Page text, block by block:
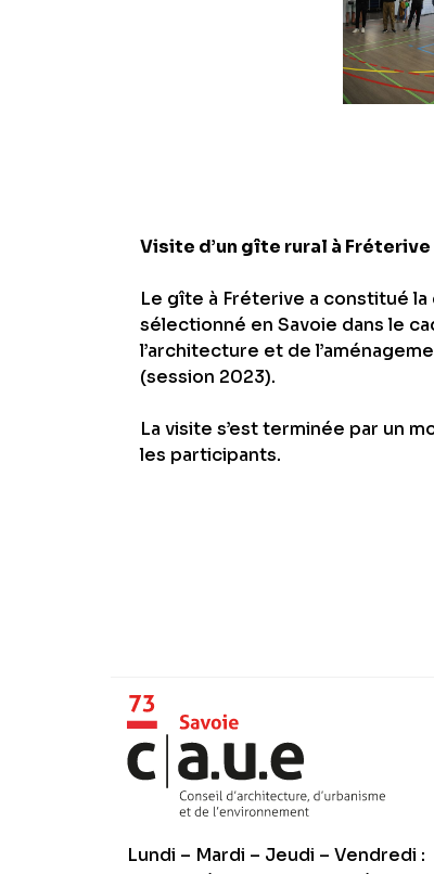
Visite d’un gîte rural à Fréterive
Le gîte à Fréterive a constitué
sélectionné en Savoie dans le
l’architecture et de
(session 2023).
La visite s’est terminée par un
les participants.
Lundi – Mardi – Jeudi – Vendredi :